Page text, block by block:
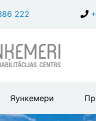
222
Яункемери